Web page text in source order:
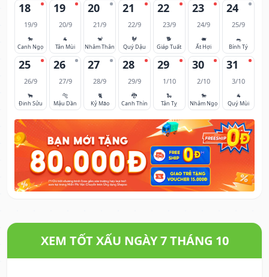
18
19/9
🐎
Canh Ngọ
19
20/9
🐐
Tân Mùi
20
21/9
🐒
Nhâm Thân
21
22/9
🐓
Quý Dậu
22
23/9
🐕
Giáp Tuất
23
24/9
🐖
Ất Hợi
24
25/9
🐀
Bính Tý
25
26/9
🐂
Đinh Sửu
26
27/9
🐅
Mậu Dần
27
28/9
🐈
Kỷ Mão
28
29/9
🐉
Canh Thìn
29
1/10
🐍
Tân Tỵ
30
2/10
🐎
Nhâm Ngọ
31
3/10
🐐
Quý Mùi
XEM TỐT XẤU NGÀY 7 THÁNG 10